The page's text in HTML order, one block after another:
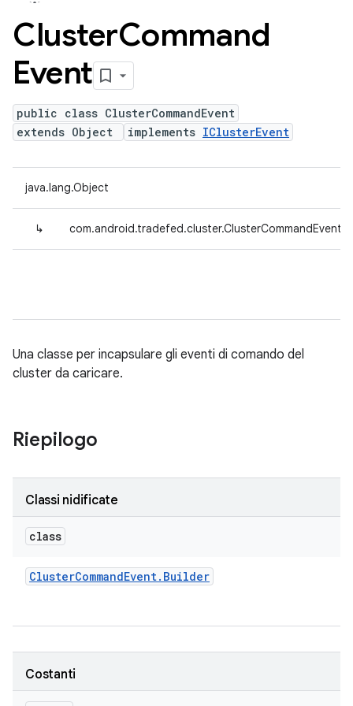
ClusterCommand
Event
public class ClusterCommandEvent
extends Object
implements IClusterEvent
java.lang.Object
↳ com.android.tradefed.cluster.ClusterCommandEvent
Una classe per incapsulare gli eventi di comando del
cluster da caricare.
Riepilogo
Classi nidificate
class
ClusterCommandEvent. Builder
Costanti